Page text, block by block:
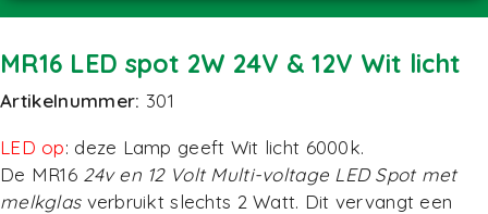
MR16 LED spot 2W 24V & 12V Wit licht
Artikelnummer: 301
LED op: deze Lamp geeft Wit licht 6000k.
De MR1624v en 12 Volt Multi-voltage LED Spot met
melkglasverbruikt slechts 2 Watt. Dit vervangt een